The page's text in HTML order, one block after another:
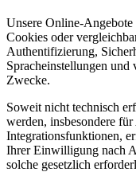
Unsere Online-
Cookies oder
Authentifizierung,
Spracheinstellungen und
Zwecke.
Soweit nicht technisch
werden, insbesondere
Integrationsfunktionen,
Ihrer Einwilligung nach
solche gesetzlich